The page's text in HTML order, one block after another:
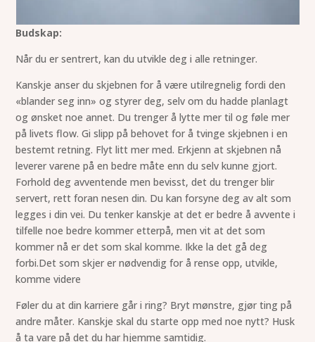
Budskap:
Når du er sentrert, kan du utvikle deg i alle retninger.
Kanskje anser du skjebnen for å være utilregnelig fordi den
«blander seg inn» og styrer deg, selv om du hadde planlagt
og ønsket noe annet. Du trenger å lytte mer til og føle mer
på livets flow. Gi slipp på behovet for å tvinge skjebnen i en
bestemt retning. Flyt litt mer med. Erkjenn at skjebnen nå
leverer varene på en bedre måte enn du selv kunne gjort.
Forhold deg avventende men bevisst, det du trenger blir
servert, rett foran nesen din. Du kan forsyne deg av alt som
legges i din vei. Du tenker kanskje at det er bedre å avvente i
tilfelle noe bedre kommer etterpå, men vit at det som
kommer nå er det som skal komme. Ikke la det gå deg
forbi.Det som skjer er nødvendig for å rense opp, utvikle,
komme videre
Føler du at din karriere går i ring? Bryt mønstre, gjør ting på
andre måter. Kanskje skal du starte opp med noe nytt? Husk
å ta vare på det du har hjemme samtidig.